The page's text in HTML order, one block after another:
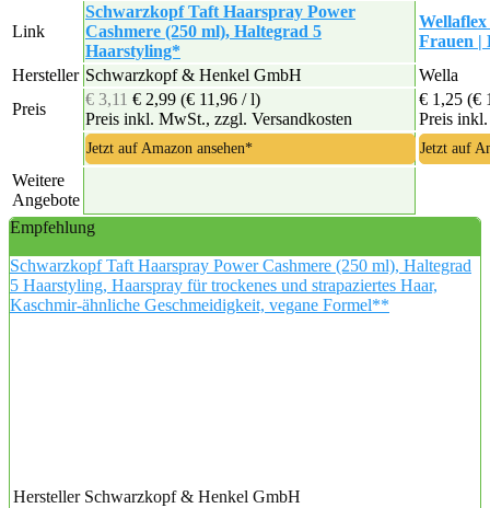
Link
Schwarzkopf Taft Haarspray Power
Cashmere (250 ml), Haltegrad 5
Haarstyling*
Frauen |
Hersteller Schwarzkopf & Henkel GmbH
Wella
Preis
€ 3,11 € 2,99 (€ 11,96 / l)
Preis inkl. MwSt., zzgl. Versandkosten
€ 1,25 (€
Preis
Jetzt auf Amazon ansehen* Jetzt auf
Weitere
Angebote
Empfehlung
Schwarzkopf Taft Haarspray Power Cashmere (250 ml), Haltegrad
5 Haarstyling, Haarspray für trockenes und strapaziertes Haar,
Kaschmir-ähnliche Geschmeidigkeit, vegane Formel**
Hersteller Schwarzkopf & Henkel GmbH